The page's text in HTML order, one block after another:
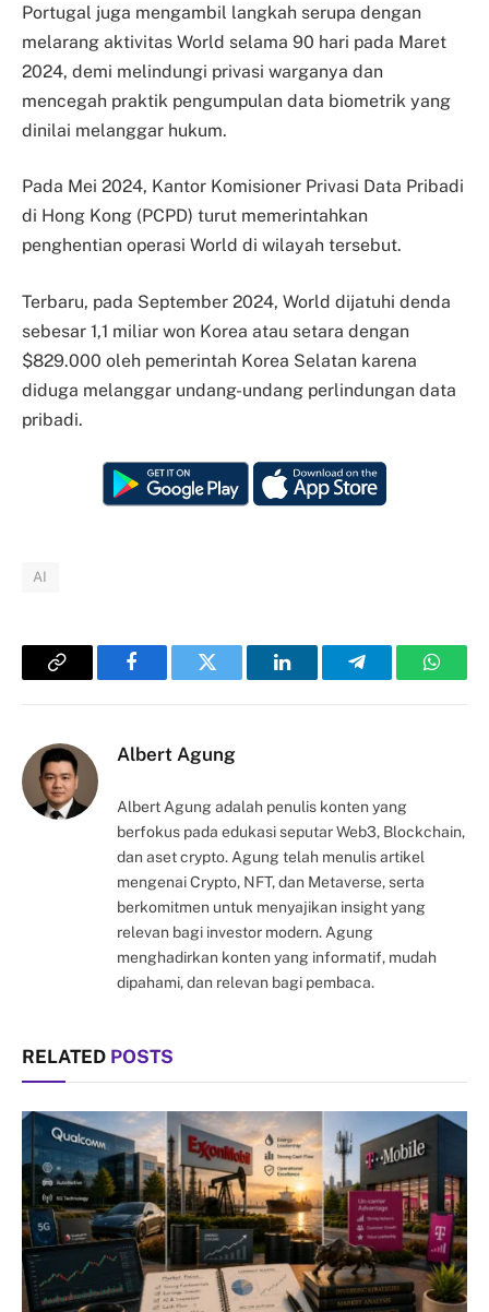
Portugal juga mengambil langkah serupa dengan
melarang aktivitas World selama 90 hari pada Maret
2024, demi melindungi privasi warganya dan
mencegah praktik pengumpulan data biometrik yang
dinilai melanggar hukum.
Pada Mei 2024, Kantor Komisioner Privasi Data Pribadi
di Hong Kong (PCPD) turut memerintahkan
penghentian operasi World di wilayah tersebut.
Terbaru, pada September 2024, World dijatuhi denda
sebesar 1,1 miliar won Korea atau setara dengan
$829.000 oleh pemerintah Korea Selatan karena
diduga melanggar undang-undang perlindungan data
pribadi.
AI
Copy
FacebookTwitter LinkedInTelegram
Albert Agung
Albert Agung adalah penulis konten yang
berfokus pada edukasi seputar Web3, Blockchain,
dan aset crypto. Agung telah menulis artikel
mengenai Crypto, NFT, dan Metaverse, serta
berkomitmen untuk menyajikan insight yang
relevan bagi investor modern. Agung
menghadirkan konten yang informatif, mudah
dipahami, dan relevan bagi pembaca.
RELATED POSTS